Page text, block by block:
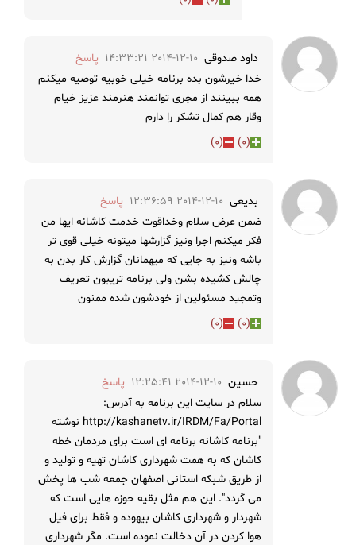
داود صدوقی 2014-12-10 14:33:21
پاسخ
خدا خیرشون بده برنامه خیلی خوبیه توصیه میکنم
همه ببینند از مجری توانمند هنرمند عزیز خیام
وقار هم کمال تشکر را دارم
(
0
)
(
0
)
بدیعی 2014-12-10 12:36:59
پاسخ
ضمن عرض سلام وخداقوت خدمت کاشانه ایها من
فکر میکنم اجرا ونیز گزارشها میتونه خیلی قوی تر
باشه ونیز به جایی که میهمانان گزارش کار بدن به
چالش کشیده بشن ولی برنامه تریبون تعریف
وتمجید مسئولین از خودشون شده ممنون
(
0
)
(
0
)
حسین 2014-12-10 12:25:41
پاسخ
سلام در سایت این برنامه به آدرس:
http://kashanetv.ir/IRDM/Fa/Portal نوشته
"برنامه کاشانه برنامه ای است برای مردمان خطه
کاشان که به همت شهرداری کاشان تهیه و تولید و
از طریق شبکه استانی اصفهان جمعه شب ها پخش
می گردد". این هم مثل بقیه حوزه هایی است که
شهردار و شهرداری کاشان بیهوده و فقط برای فیل
هوا کردن در آن دخالت نموده است. مگر شهرداری